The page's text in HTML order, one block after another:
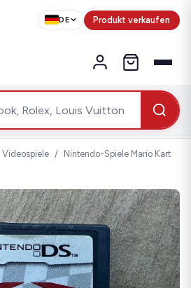
DE Produkt verkaufen
Videospiele /
Nintendo-Spiele Mario Kart